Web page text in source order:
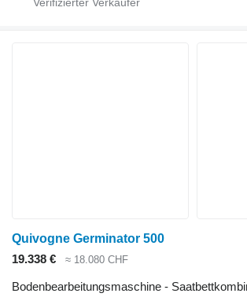
Quivogne Germinator 500
19.338 €
≈ 18.080 CHF
Bodenbearbeitungsmaschine -